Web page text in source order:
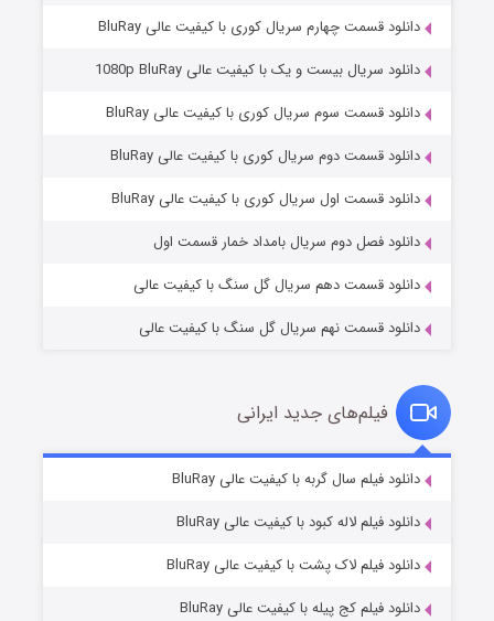
عملیات آپارتمان
قسمت۲ (زیرنویس) منتشر شد
قسمت۲ (زیرنویس) منتشر شد
دانلود قسمت چهارم سریال کوری با کیفیت عالی BluRay
دانلود سریال بیست و یک با کیفیت عالی 1080p BluRay
دانلود قسمت سوم سریال کوری با کیفیت عالی BluRay
دانلود قسمت دوم سریال کوری با کیفیت عالی BluRay
دانلود قسمت اول سریال کوری با کیفیت عالی BluRay
دانلود فصل دوم سریال بامداد خمار قسمت اول
دانلود قسمت دهم سریال گل سنگ با کیفیت عالی
دانلود قسمت نهم سریال گل سنگ با کیفیت عالی
فیلم‌های جدید ایرانی
دانلود فیلم سال گربه با کیفیت عالی BluRay
دانلود فیلم لاله کبود با کیفیت عالی BluRay
دانلود فیلم لاک پشت با کیفیت عالی BluRay
دانلود فیلم کج‌ پیله با کیفیت عالی BluRay